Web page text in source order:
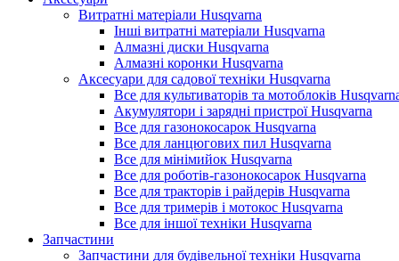
Витратні матеріали Husqvarna
Інші витратні матеріали Husqvarna
Алмазні диски Husqvarna
Алмазні коронки Husqvarna
Аксесуари для садової техніки Husqvarna
Все для культиваторів та мотоблоків
Акумулятори і зарядні пристрої Husqvarna
Все для газонокосарок Husqvarna
Все для ланцюгових пил Husqvarna
Все для мінімийок Husqvarna
Все для роботів-газонокосарок Husqvarna
Все для тракторів і райдерів Husqvarna
Все для тримерів і мотокос Husqvarna
Все для іншої техніки Husqvarna
Запчастини
Запчастини для будівельної техніки Husqvarna